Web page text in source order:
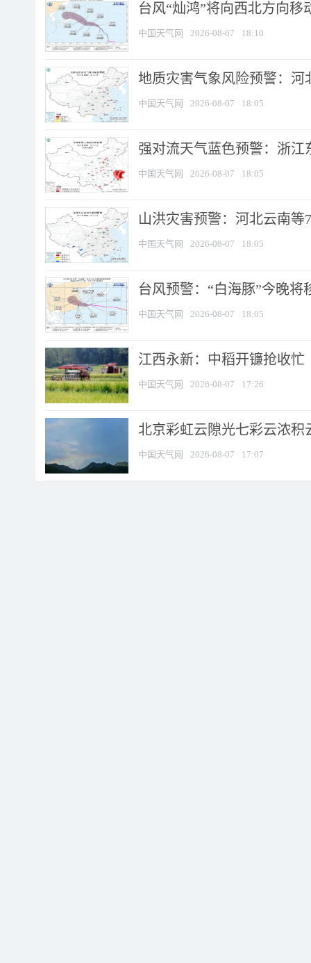
台风“灿鸿”将向西北方向移
中国天气网 2026-08-07 18:10
地质灾害气象风险预警：河
中国天气网 2026-08-07 18:05
强对流天气蓝色预警：浙江
中国天气网 2026-08-07 18:05
山洪灾害预警：河北云南
中国天气网 2026-08-07 18:05
台风预警：“白海豚”今晚将
中国天气网 2026-08-07 18:05
江西永新：中稻开镰抢收忙
中国天气网 2026-08-07 17:26
北京彩虹云隙光七彩云浓积
中国天气网 2026-08-07 17:07